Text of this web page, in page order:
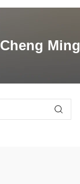
Cheng Ming